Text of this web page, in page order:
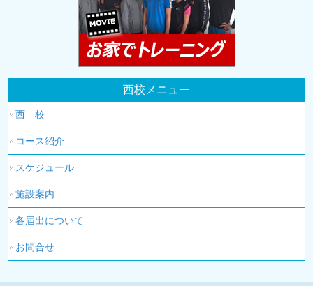
西校メニュー
西 校
コース紹介
スケジュール
施設案内
各届出について
お問合せ